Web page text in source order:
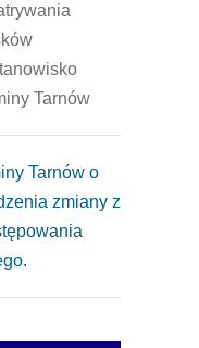
Tarnów
Tarnów o
zmiany z